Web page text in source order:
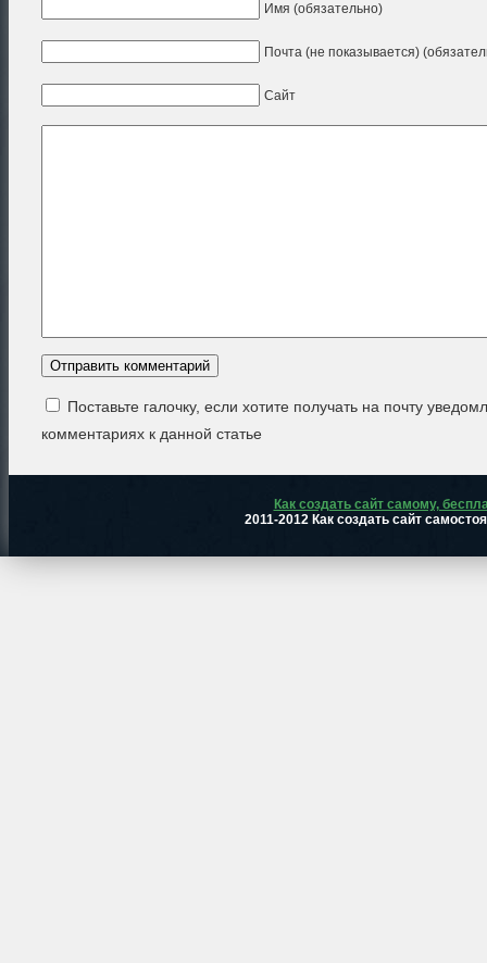
Имя (обязательно)
Почта (не показывается)
Сайт
Поставьте галочку, если хотите получать на почту
комментариях к данной статье
Как создать сайт самому,
2011-2012 Как создать сайт